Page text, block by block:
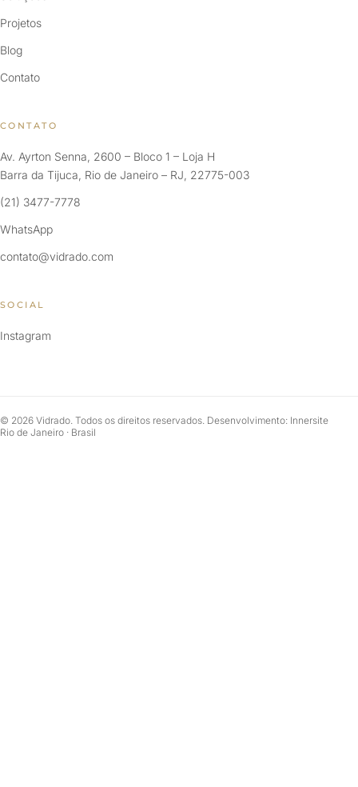
Projetos
Blog
Contato
CONTATO
Av. Ayrton Senna, 2600 – Bloco 1 – Loja H
Barra da Tijuca, Rio de Janeiro – RJ, 22775-003
(21) 3477-7778
WhatsApp
contato@vidrado.com
SOCIAL
Instagram
© 2026 Vidrado. Todos os direitos reservados. Desenvolvimento: Innersite
Rio de Janeiro · Brasil